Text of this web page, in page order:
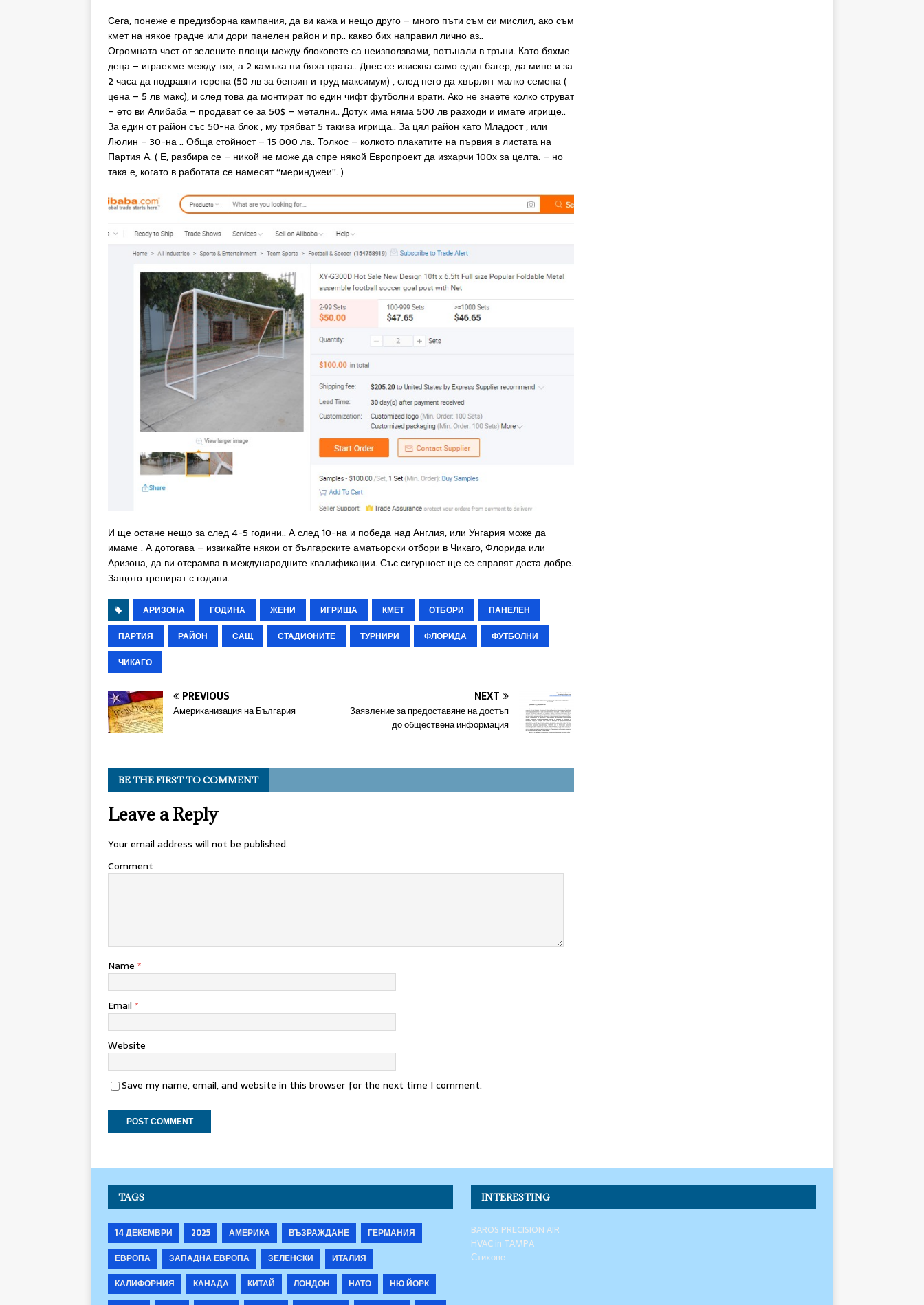
Сега, понеже е предизборна кампания, да ви кажа и нещо друго – много пъти съм си мислил, ако съм
кмет на някое градче или дори панелен район и пр.. какво бих направил лично аз..
Огромната част от зелените площи между блоковете са неизползвами, потънали в тръни. Като бяхме
деца – играехме между тях, а 2 камъка ни бяха врата.. Днес се изисква само един багер, да мине и за
2 часа да подравни терена (50 лв за бензин и труд максимум) , след него да хвърлят малко семена (
цена – 5 лв макс), и след това да монтират по един чифт футболни врати. Ако не знаете колко струват
– ето ви Алибаба – продават се за 50$ – метални.. Дотук има няма 500 лв разходи и имате игрище..
За един от район със 50-на блок , му трябват 5 такива игрища.. За цял район като Младост , или
Люлин – 30-на .. Обща стойност – 15 000 лв.. Толкос – колкото плакатите на първия в листата на
Партия А. ( Е, разбира се – никой не може да спре някой Европроект да изхарчи 100х за целта. – но
така е, когато в работата се намесят “меринджеи”. )
И ще остане нещо за след 4-5 години.. А след 10-на и победа над Англия, или Унгария може да
имаме . А дотогава – извикайте някои от българските аматьорски отбори в Чикаго, Флорида или
Аризона, да ви отсрамва в международните квалификации. Със сигурност ще се справят доста добре.
Защото тренират с години.
АРИЗОНА ГОДИНА ЖЕНИ ИГРИЩА КМЕТ ОТБОРИ
ПАНЕЛЕН
ПАРТИЯ
РАЙОН САЩ СТАДИОНИТЕ ТУРНИРИ ФЛОРИДА
ФУТБОЛНИ
ЧИКАГО
PREVIOUS
Американизация на България
NEXT
Заявление за предоставяне на достъп
до обществена информация
BE THE FIRST TO COMMENT
Leave a Reply
Your email address will not be published.
Comment
Name *
Email *
Website
Save my name, email, and website in this browser for the next time I comment.
TAGS
14 ДЕКЕМВРИ 2025 АМЕРИКА ВЪЗРАЖДАНЕ
ГЕРМАНИЯ
ЕВРОПА
ЗАПАДНА ЕВРОПА ЗЕЛЕНСКИ
ИТАЛИЯ
КАЛИФОРНИЯ
КАНАДА КИТАЙ ЛОНДОН НАТО
НЮ ЙОРК
INTERESTING
BAROS PRECISION AIR
HVAC in TAMPA
Стихове